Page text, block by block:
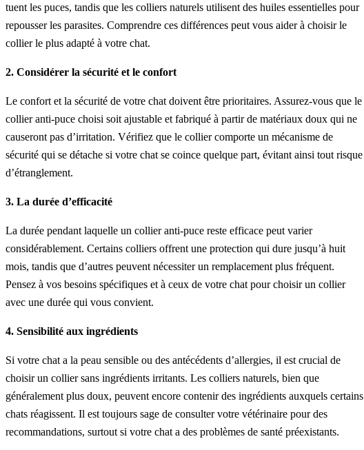
tuent les puces, tandis que les colliers naturels utilisent des huiles essentielles pour
repousser les parasites. Comprendre ces différences peut vous aider à choisir le
collier le plus adapté à votre chat.
2. Considérer la sécurité et le confort
Le confort et la sécurité de votre chat doivent être prioritaires. Assurez-vous que le
collier anti-puce choisi soit ajustable et fabriqué à partir de matériaux doux qui ne
causeront pas d’irritation. Vérifiez que le collier comporte un mécanisme de
sécurité qui se détache si votre chat se coince quelque part, évitant ainsi tout risque
d’étranglement.
3. La durée d’efficacité
La durée pendant laquelle un collier anti-puce reste efficace peut varier
considérablement. Certains colliers offrent une protection qui dure jusqu’à huit
mois, tandis que d’autres peuvent nécessiter un remplacement plus fréquent.
Pensez à vos besoins spécifiques et à ceux de votre chat pour choisir un collier
avec une durée qui vous convient.
4. Sensibilité aux ingrédients
Si votre chat a la peau sensible ou des antécédents d’allergies, il est crucial de
choisir un collier sans ingrédients irritants. Les colliers naturels, bien que
généralement plus doux, peuvent encore contenir des ingrédients auxquels certains
chats réagissent. Il est toujours sage de consulter votre vétérinaire pour des
recommandations, surtout si votre chat a des problèmes de santé préexistants.